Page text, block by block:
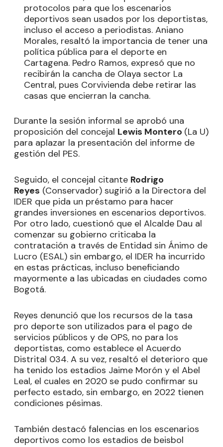
protocolos para que los escenarios
deportivos sean usados por los deportistas,
incluso el acceso a periodistas. Aniano
Morales, resaltó la importancia de tener una
política pública para el deporte en
Cartagena. Pedro Ramos, expresó que no
recibirán la cancha de Olaya sector La
Central, pues Corvivienda debe retirar las
casas que encierran la cancha.
Durante la sesión informal se aprobó una
proposición del concejal Lewis Montero (La U)
para aplazar la presentación del informe de
gestión del PES.
Seguido, el concejal citante Rodrigo
Reyes (Conservador) sugirió a la Directora del
IDER que pida un préstamo para hacer
grandes inversiones en escenarios deportivos.
Por otro lado, cuestionó que el Alcalde Dau al
comenzar su gobierno criticaba la
contratación a través de Entidad sin Ánimo de
Lucro (ESAL) sin embargo, el IDER ha incurrido
en estas prácticas, incluso beneficiando
mayormente a las ubicadas en ciudades como
Bogotá.
Reyes denunció que los recursos de la tasa
pro deporte son utilizados para el pago de
servicios públicos y de OPS, no para los
deportistas, como establece el Acuerdo
Distrital 034. A su vez, resaltó el deterioro que
ha tenido los estadios Jaime Morón y el Abel
Leal, el cuales en 2020 se pudo confirmar su
perfecto estado, sin embargo, en 2022 tienen
condiciones pésimas.
También destacó falencias en los escenarios
deportivos como los estadios de beisbol